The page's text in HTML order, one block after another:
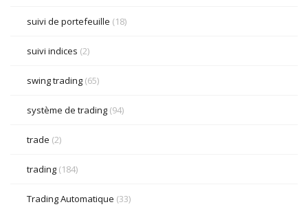
suivi de portefeuille (18)
suivi indices (2)
swing trading (65)
système de trading (94)
trade (2)
trading (184)
Trading Automatique (33)